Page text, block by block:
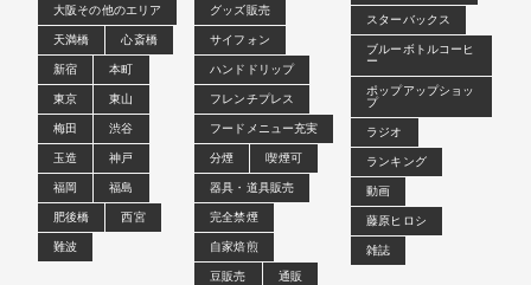
大阪その他のエリア
天満橋
心斎橋
新宿
本町
東京
東山
梅田
渋谷
玉造
神戸
福岡
福島
肥後橋
西宮
難波
グッズ販売
サイフォン
ハンドドリップ
フレンチプレス
フードメニュー充実
分煙
喫煙可
器具・道具販売
完全禁煙
自家焙煎
豆販売
通販
スターバックス
ブルーボトルコーヒ
ー
ポップアップショッ
プ
ラジオ
ランキング
動画
藤原ヒロシ
雑誌